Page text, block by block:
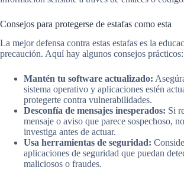
Consejos para protegerse de estafas como esta
La mejor defensa contra estas estafas es la
precaución. Aquí hay algunos consejos prácticos:
Mantén tu software actualizado:
sistema operativo y aplicaciones estén
protegerte contra vulnerabilidades.
Desconfía de mensajes inesperados: Si
mensaje o aviso que parece sospechoso,
investiga antes de actuar.
Usa herramientas de seguridad:
aplicaciones de seguridad que puedan
maliciosos o fraudes.